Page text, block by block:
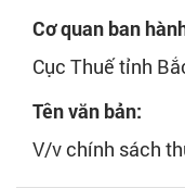
Cơ quan ban
Cục Thuế tỉnh
Tên văn bản:
V/v chính sách